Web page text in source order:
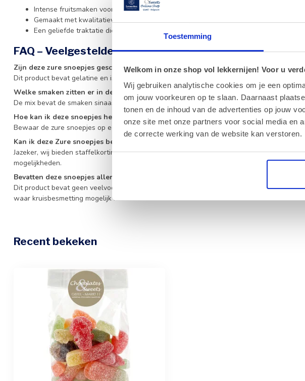
Toestemming
Welkom in onze shop vol lekkernijen! Voor u
Wij gebruiken analytische cookies om je een
om jouw voorkeuren op te slaan. Daarnaast
tonen en de inhoud van de advertenties op jouw
onze site met onze partners voor social media en
de correcte werking van de website kan verstoren.
Intense fruitsmaken voor een levendige en verfrissende beleving.
Gemaakt met kwalitatieve ingrediënten voor een consistent resultaat.
Een geliefde traktatie die geschikt is voor talloze gelegenheden.
FAQ – Veelgestelde vragen
Zijn deze zure snoepjes geschikt voor vegetariërs?
Dit product bevat gelatine en is daardoor niet geschikt voor vegetariërs.
Welke smaken zitten er in de verpakking van de Zure snoepjes?
De mix bevat de smaken sinaasappel, framboos, citroen, peer en appel.
Hoe kan ik deze snoepjes het beste bewaren?
Bewaar de zure snoepjes op een droge, koele plaats buiten direct zonlicht om de textuur
Kan ik deze Zure snoepjes bestellen als zakelijk geschenk?
Jazeker, wij bieden staffelkortingen voor grotere bestellingen. Bekijk onze
mogelijkheden.
Bevatten deze snoepjes allergenen?
Dit product bevat geen veelvoorkomende allergenen in de basisreceptuur, maar wordt
waar kruisbesmetting mogelijk is.
Recent bekeken